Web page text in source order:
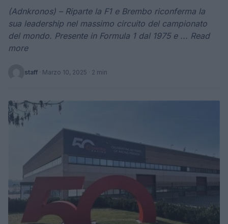
(Adnkronos) – Riparte la F1 e Brembo riconferma la
sua leadership nel massimo circuito del campionato
del mondo. Presente in Formula 1 dal 1975 e ... Read
more
staff · Marzo 10, 2025 · 2 min